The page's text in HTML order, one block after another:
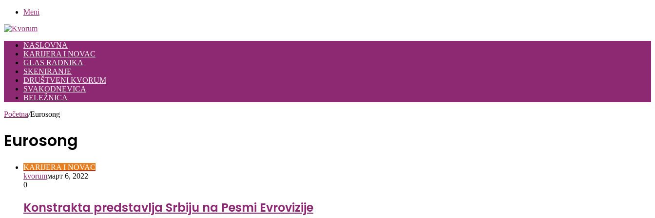
Meni
NASLOVNA
KARIJERA I NOVAC
GLAS RADNIKA
SKENIRANJE
DRUŠTVENI KVORUM
SVAKODNEVICA
BELEŽNICA
Početna/Eurosong
Eurosong
KARIJERA I NOVAC
kvorumмарт 6, 2022
0
Konstrakta predstavlja Srbiju na Pesmi Evrovizije